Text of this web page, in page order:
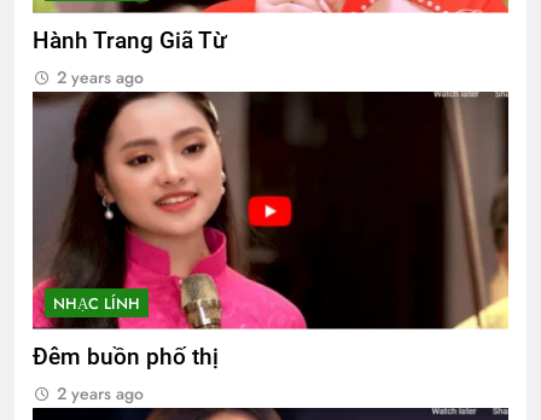
Hành Trang Giã Từ
2 years ago
NHẠC LÍNH
Đêm buồn phố thị
2 years ago